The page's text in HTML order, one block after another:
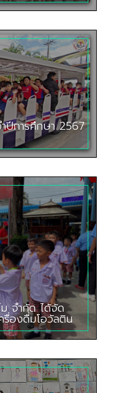
ปีการศึกษา 2567
จำกัด ได้จัด
รื่องดื่มโอวัลติน